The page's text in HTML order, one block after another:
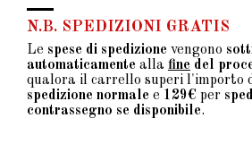
N.B. SPEDIZIONI GRATIS
Le spese di spedizione vengono
automaticamente alla fine del
qualora il carrello superi l'importo
spedizione normale e 129€ per
contrassegno se disponibile.